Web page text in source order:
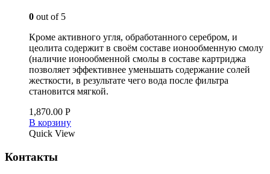
0 out of 5
Кроме активного угля, обработанного серебром, и
цеолита содержит в своём составе ионообменную смолу
(наличие ионообменной смолы в составе картриджа
позволяет эффективнее уменьшать содержание солей
жесткости, в результате чего вода после фильтра
становится мягкой.
1,870.00 Р
В корзину
Quick View
Контакты